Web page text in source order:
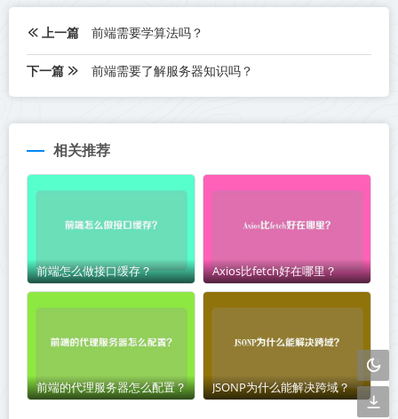
上一篇 前端需要学算法吗？
下一篇 前端需要了解服务器知识吗？
相关推荐
前端怎么做接口缓存？ Axios比fetch好在哪里？
前端的代理服务器怎么配置？ JSONP为什么能解决跨域？